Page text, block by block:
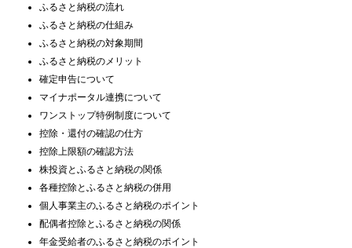
ふるさと納税の流れ
ふるさと納税の仕組み
ふるさと納税の対象期間
ふるさと納税のメリット
確定申告について
マイナポータル連携について
ワンストップ特例制度について
控除・還付の確認の仕方
控除上限額の確認方法
株投資とふるさと納税の関係
各種控除とふるさと納税の併用
個人事業主のふるさと納税のポイント
配偶者控除とふるさと納税の関係
年金受給者のふるさと納税のポイント